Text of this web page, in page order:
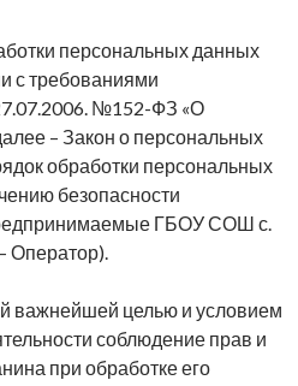
персональных данных
с требованиями
№152-ФЗ «О
– Закон о персональных
обработки персональных
безопасности
ГБОУ СОШ с.
Оператор).
важнейшей целью и условием
соблюдение прав и
при обработке его